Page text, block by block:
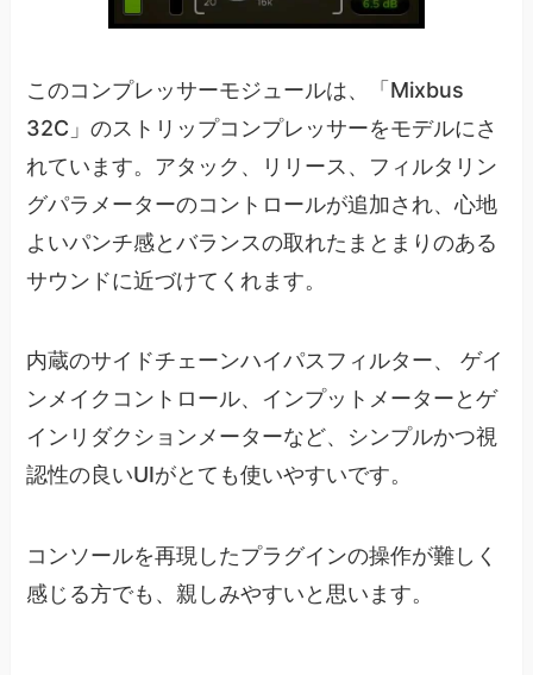
このコンプレッサーモジュールは、「Mixbus
32C」のストリップコンプレッサーをモデルにさ
れています。アタック、リリース、フィルタリン
グパラメーターのコントロールが追加され、心地
よいパンチ感とバランスの取れたまとまりのある
サウンドに近づけてくれます。
内蔵のサイドチェーンハイパスフィルター、 ゲイ
ンメイクコントロール、インプットメーターとゲ
インリダクションメーターなど、シンプルかつ視
認性の良いUIがとても使いやすいです。
コンソールを再現したプラグインの操作が難しく
感じる方でも、親しみやすいと思います。